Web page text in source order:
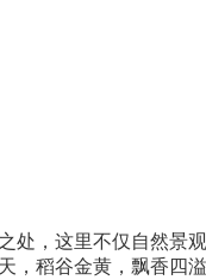
，这里不仅自然景
稻谷金黄，飘香四